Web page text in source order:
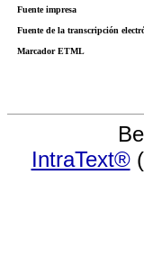
Fuente impresa
Fuente de la transcripción
Marcador ETML
IntraText®